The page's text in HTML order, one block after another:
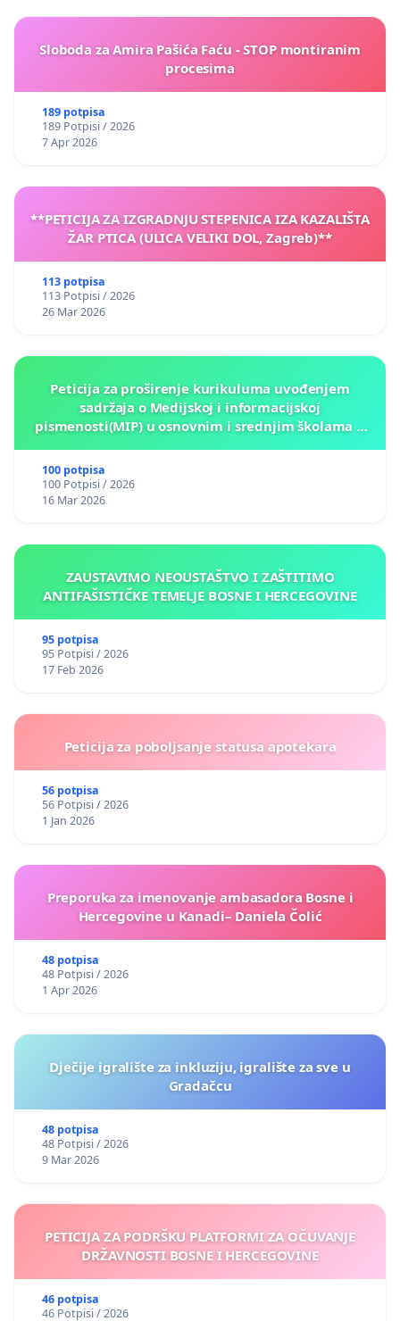
Sloboda za Amira Pašića Faću - STOP montiranim
procesima
189 potpisa
189 Potpisi / 2026
7 Apr 2026
**PETICIJA ZA IZGRADNJU STEPENICA IZA KAZALIŠTA
ŽAR PTICA (ULICA VELIKI DOL, Zagreb)**
113 potpisa
113 Potpisi / 2026
26 Mar 2026
Peticija za proširenje kurikuluma uvođenjem
sadržaja o Medijskoj i informacijskoj
pismenosti(MIP) u osnovnim i srednjim školama u
100 potpisa
100 Potpisi / 2026
16 Mar 2026
ZAUSTAVIMO NEOUSTAŠTVO I ZAŠTITIMO
ANTIFAŠISTIČKE TEMELJE BOSNE I HERCEGOVINE
95 potpisa
95 Potpisi / 2026
17 Feb 2026
Peticija za poboljsanje statusa apotekara
56 potpisa
56 Potpisi / 2026
1 Jan 2026
Preporuka za imenovanje ambasadora Bosne i
Hercegovine u Kanadi– Daniela Čolić
48 potpisa
48 Potpisi / 2026
1 Apr 2026
Dječije igralište za inkluziju, igralište za sve u
Gradačcu
48 potpisa
48 Potpisi / 2026
9 Mar 2026
PETICIJA ZA PODRŠKU PLATFORMI ZA OČUVANJE
DRŽAVNOSTI BOSNE I HERCEGOVINE
46 potpisa
46 Potpisi / 2026